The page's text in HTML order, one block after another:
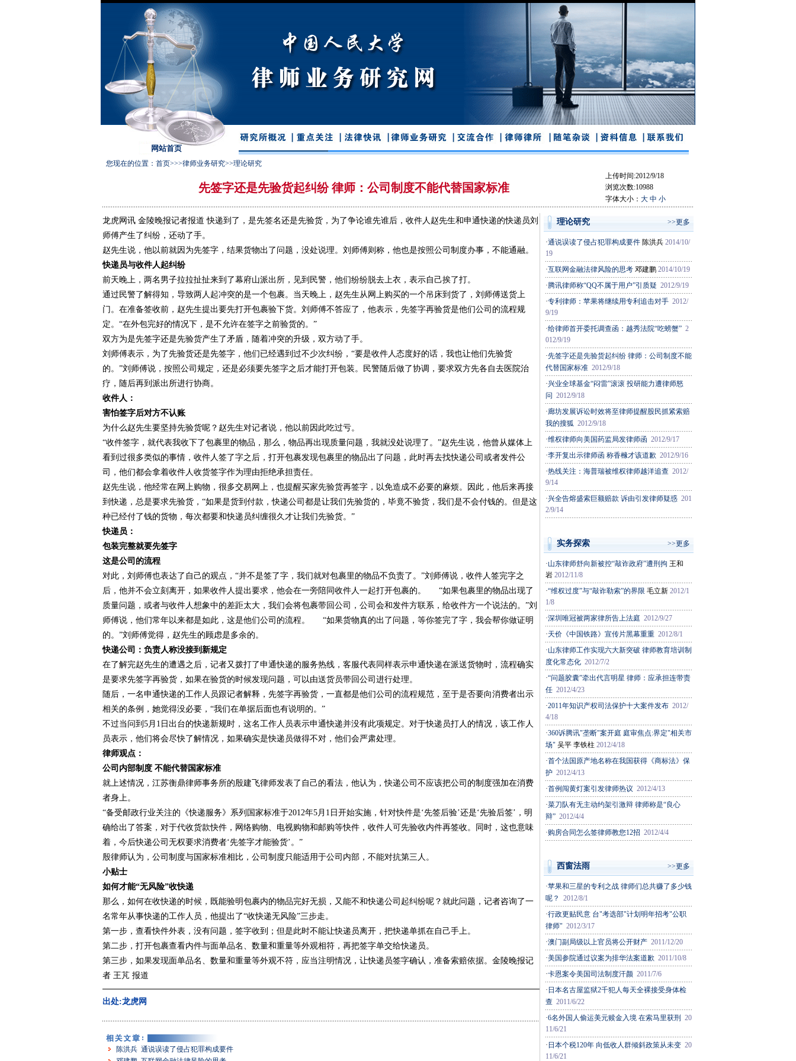
网站首页
您现在的位置： 首页>>>律师业务研究>>理论研究
先签字还是先验货起纠纷 律师：公司制度不能代替国家标准
上传时间:2012/9/18
浏览次数:10988
字体大小： 大 中 小
龙虎网讯 金陵晚报记者报道 快递到了，是先签名还是先验货，为了争论谁先谁后，收件人赵先生和申通快递的快递员刘
师傅产生了纠纷，还动了手。
赵先生说，他以前就因为先签字，结果货物出了问题，没处说理。刘师傅则称，他也是按照公司制度办事，不能通融。
快递员与收件人起纠纷
前天晚上，两名男子拉拉扯扯来到了幕府山派出所，见到民警，他们纷纷脱去上衣，表示自己挨了打。
通过民警了解得知，导致两人起冲突的是一个包裹。当天晚上，赵先生从网上购买的一个吊床到货了，刘师傅送货上
门。在准备签收前，赵先生提出要先打开包裹验下货。刘师傅不答应了，他表示，先签字再验货是他们公司的流程规
定。“在外包完好的情况下，是不允许在签字之前验货的。”
双方为是先签字还是先验货产生了矛盾，随着冲突的升级，双方动了手。
刘师傅表示，为了先验货还是先签字，他们已经遇到过不少次纠纷，“要是收件人态度好的话，我也让他们先验货
的。”刘师傅说，按照公司规定，还是必须要先签字之后才能打开包装。民警随后做了协调，要求双方先各自去医院治
疗，随后再到派出所进行协商。
收件人：
害怕签字后对方不认账
为什么赵先生要坚持先验货呢？赵先生对记者说，他以前因此吃过亏。
“收件签字，就代表我收下了包裹里的物品，那么，物品再出现质量问题，我就没处说理了。”赵先生说，他曾从媒体上
看到过很多类似的事情，收件人签了字之后，打开包裹发现包裹里的物品出了问题，此时再去找快递公司或者发件公
司，他们都会拿着收件人收货签字作为理由拒绝承担责任。
赵先生说，他经常在网上购物，很多交易网上，也提醒买家先验货再签字，以免造成不必要的麻烦。因此，他后来再接
到快递，总是要求先验货，“如果是货到付款，快递公司都是让我们先验货的，毕竟不验货，我们是不会付钱的。但是这
种已经付了钱的货物，每次都要和快递员纠缠很久才让我们先验货。”
快递员：
包装完整就要先签字
这是公司的流程
对此，刘师傅也表达了自己的观点，“并不是签了字，我们就对包裹里的物品不负责了。”刘师傅说，收件人签完字之
后，他并不会立刻离开，如果收件人提出要求，他会在一旁陪同收件人一起打开包裹的。 “如果包裹里的物品出现了
质量问题，或者与收件人想象中的差距太大，我们会将包裹带回公司，公司会和发件方联系，给收件方一个说法的。”刘
师傅说，他们常年以来都是如此，这是他们公司的流程。 “如果货物真的出了问题，等你签完了字，我会帮你做证明
的。”刘师傅觉得，赵先生的顾虑是多余的。
快递公司：负责人称没接到新规定
在了解完赵先生的遭遇之后，记者又拨打了申通快递的服务热线，客服代表同样表示申通快递在派送货物时，流程确实
是要求先签字再验货，如果在验货的时候发现问题，可以由送货员带回公司进行处理。
随后，一名申通快递的工作人员跟记者解释，先签字再验货，一直都是他们公司的流程规范，至于是否要向消费者出示
相关的条例，她觉得没必要，“我们在单据后面也有说明的。”
不过当问到5月1日出台的快递新规时，这名工作人员表示申通快递并没有此项规定。对于快递员打人的情况，该工作人
员表示，他们将会尽快了解情况，如果确实是快递员做得不对，他们会严肃处理。
律师观点：
公司内部制度 不能代替国家标准
就上述情况，江苏衡鼎律师事务所的殷建飞律师发表了自己的看法，他认为，快递公司不应该把公司的制度强加在消费
者身上。
“备受邮政行业关注的《快递服务》系列国家标准于2012年5月1日开始实施，针对快件是‘先签后验’还是‘先验后签’，明
确给出了答案，对于代收货款快件，网络购物、电视购物和邮购等快件，收件人可先验收内件再签收。同时，这也意味
着，今后快递公司无权要求消费者‘先签字才能验货’。”
殷律师认为，公司制度与国家标准相比，公司制度只能适用于公司内部，不能对抗第三人。
小贴士
如何才能“无风险”收快递
那么，如何在收快递的时候，既能验明包裹内的物品完好无损，又能不和快递公司起纠纷呢？就此问题，记者咨询了一
名常年从事快递的工作人员，他提出了“收快递无风险”三步走。
第一步，查看快件外表，没有问题，签字收到；但是此时不能让快递员离开，把快递单抓在自己手上。
第二步，打开包裹查看内件与面单品名、数量和重量等外观相符，再把签字单交给快递员。
第三步，如果发现面单品名、数量和重量等外观不符，应当注明情况，让快递员签字确认，准备索赔依据。金陵晚报记
者 王芃 报道
出处:龙虎网
陈洪兵 通说误读了侵占犯罪构成要件
理论研究 >>更多
·通说误读了侵占犯罪构成要件 陈洪兵 2014/10/
19
·互联网金融法律风险的思考 邓建鹏 2014/10/19
·腾讯律师称“QQ不属于用户”引质疑 2012/9/19
·专利律师：苹果将继续用专利追击对手 2012/
9/19
·给律师首开委托调查函：越秀法院“吃螃蟹” 2
012/9/19
·先签字还是先验货起纠纷 律师：公司制度不能
代替国家标准 2012/9/18
·兴业全球基金“闷雷”滚滚 投研能力遭律师怒
问 2012/9/18
·廊坊发展诉讼时效将至律师提醒股民抓紧索赔
我的搜狐 2012/9/18
·维权律师向美国药监局发律师函 2012/9/17
·李开复出示律师函 称香橼才该道歉 2012/9/16
·热线关注：海普瑞被维权律师越洋追查 2012/
9/14
·兴全告熔盛索巨额赔款 诉由引发律师疑惑 201
2/9/14
实务探索 >>更多
·山东律师舒向新被控“敲诈政府”遭刑拘 王和
岩 2012/11/8
·“维权过度”与“敲诈勒索”的界限 毛立新 2012/1
1/8
·深圳唯冠被两家律所告上法庭 2012/9/27
·天价《中国铁路》宣传片黑幕重重 2012/8/1
·山东律师工作实现六大新突破 律师教育培训制
度化常态化 2012/7/2
·“问题胶囊”牵出代言明星 律师：应承担连带责
任 2012/4/23
·2011年知识产权司法保护十大案件发布 2012/
4/18
·360诉腾讯"垄断"案开庭 庭审焦点:界定"相关市
场" 吴平 李铁柱 2012/4/18
·首个法国原产地名称在我国获得《商标法》保
护 2012/4/13
·首例闯黄灯案引发律师热议 2012/4/13
·菜刀队有无主动约架引激辩 律师称是“良心
辩” 2012/4/4
·购房合同怎么签律师教您12招 2012/4/4
西窗法雨 >>更多
·苹果和三星的专利之战 律师们总共赚了多少钱
呢？
2012/8/1
·行政更贴民意 台"考选部"计划明年招考"公职
律师" 2012/3/17
·澳门副局级以上官员将公开财产 2011/12/20
·美国参院通过议案为排华法案道歉 2011/10/8
·卡恩案令美国司法制度汗颜 2011/7/6
· 日本名古屋监狱2千犯人每天全裸接受身体检
查 2011/6/22
·6名外国人偷运美元赎金入境 在索马里获刑
20
11/6/21
· 日本个税120年 向低收人群倾斜政策从未变 20
11/6/21